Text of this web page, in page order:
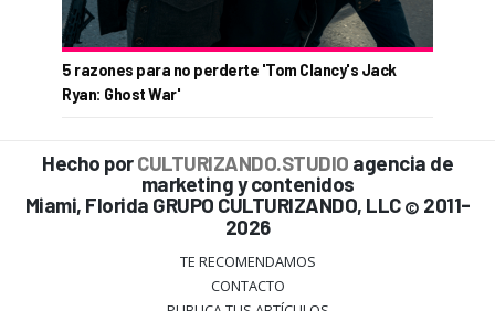
5 razones para no perderte 'Tom Clancy's Jack
Ryan: Ghost War'
Hecho porCULTURIZANDO.STUDIO agencia de
marketing y contenidos
Miami, Florida GRUPO CULTURIZANDO, LLC © 2011-
2026
TE RECOMENDAMOS
CONTACTO